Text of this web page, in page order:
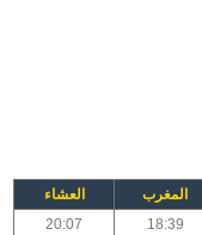
المغرب
العشاء
18:39
20:07